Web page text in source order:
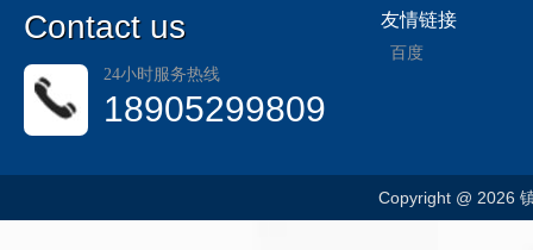
Contact us
24小时服务热线
18905299809
友情链接
百度
Copyright @ 2026